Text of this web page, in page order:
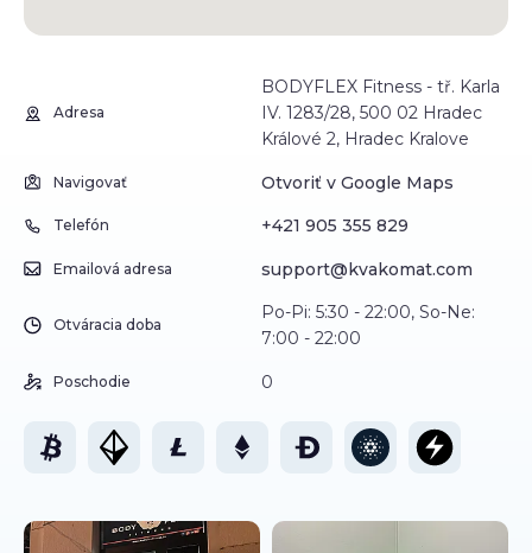
Adresa
BODYFLEX Fitness - tř. Karla
IV. 1283/28, 500 02 Hradec
Králové 2, Hradec Kralove
Navigovať Otvoriť v Google Maps
Telefón +421 905 355 829
Emailová adresa support@kvakomat.com
Otváracia doba
Po-Pi: 5:30 - 22:00, So-Ne:
7:00 - 22:00
Poschodie 0